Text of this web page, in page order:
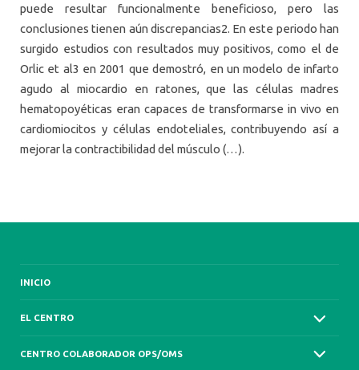
puede resultar funcionalmente beneficioso, pero las
conclusiones tienen aún discrepancias2. En este periodo han
surgido estudios con resultados muy positivos, como el de
Orlic et al3 en 2001 que demostró, en un modelo de infarto
agudo al miocardio en ratones, que las células madres
hematopoyéticas eran capaces de transformarse in vivo en
cardiomiocitos y células endoteliales, contribuyendo así a
mejorar la contractibilidad del músculo (…).
INICIO
EL CENTRO
CENTRO COLABORADOR OPS/OMS